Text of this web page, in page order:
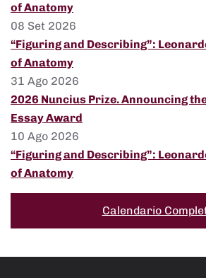
of Anatomy
08 Set 2026
“Figuring and Describing”:
of Anatomy
31 Ago 2026
2026 Nuncius Prize. Announcing
Essay Award
10 Ago 2026
“Figuring and Describing”:
of Anatomy
Calendario